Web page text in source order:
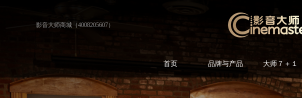
影音大师商城（4008205607）
首页 品牌与产品 大师７＋１